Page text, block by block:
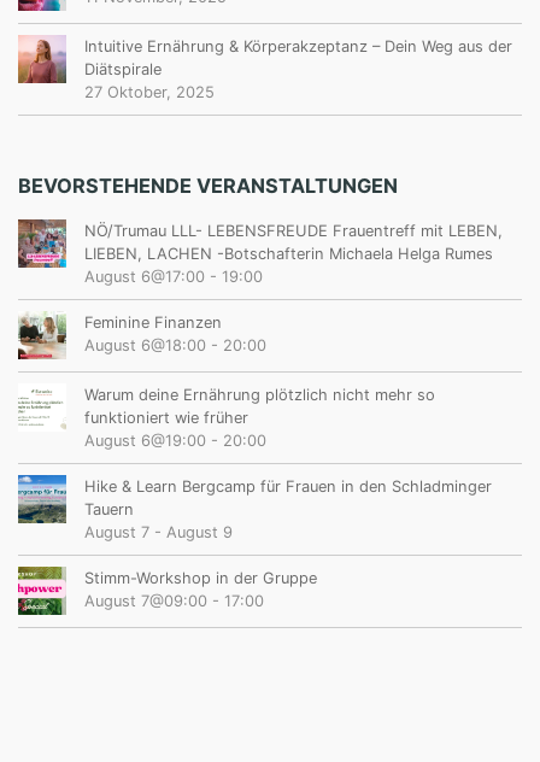
Intuitive Ernährung & Körperakzeptanz – Dein Weg aus der
Diätspirale
27 Oktober, 2025
BEVORSTEHENDE VERANSTALTUNGEN
NÖ/Trumau LLL- LEBENSFREUDE Frauentreff mit LEBEN,
LIEBEN, LACHEN -Botschafterin Michaela Helga Rumes
August 6@17:00 - 19:00
Feminine Finanzen
August 6@18:00 - 20:00
Warum deine Ernährung plötzlich nicht mehr so
funktioniert wie früher
August 6@19:00 - 20:00
Hike & Learn Bergcamp für Frauen in den Schladminger
Tauern
August 7 - August 9
Stimm-Workshop in der Gruppe
August 7@09:00 - 17:00